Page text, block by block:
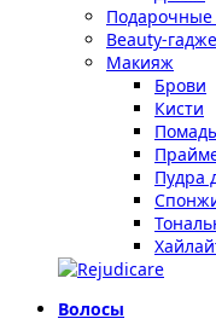
Подарочные
Beauty-
Макияж
Брови
Кисти
Пудра
Волосы